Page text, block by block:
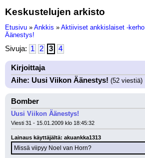
Keskustelujen arkisto
Etusivu » Ankkis » Aktiiviset ankkislaiset -kerho
Äänestys!
Sivuja: 1 2 3 4
Kirjoittaja
Aihe: Uusi Viikon Äänestys! (52 viestiä)
Bomber
Uusi Viikon Äänestys!
Viesti 31 - 15.01.2009 klo 18:45:32
Lainaus käyttäjältä: akuankka1313
Missä viipyy Noel van Horn?